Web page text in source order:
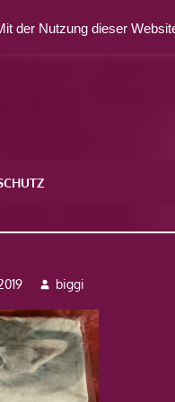
biggi
der Nutzung dieser